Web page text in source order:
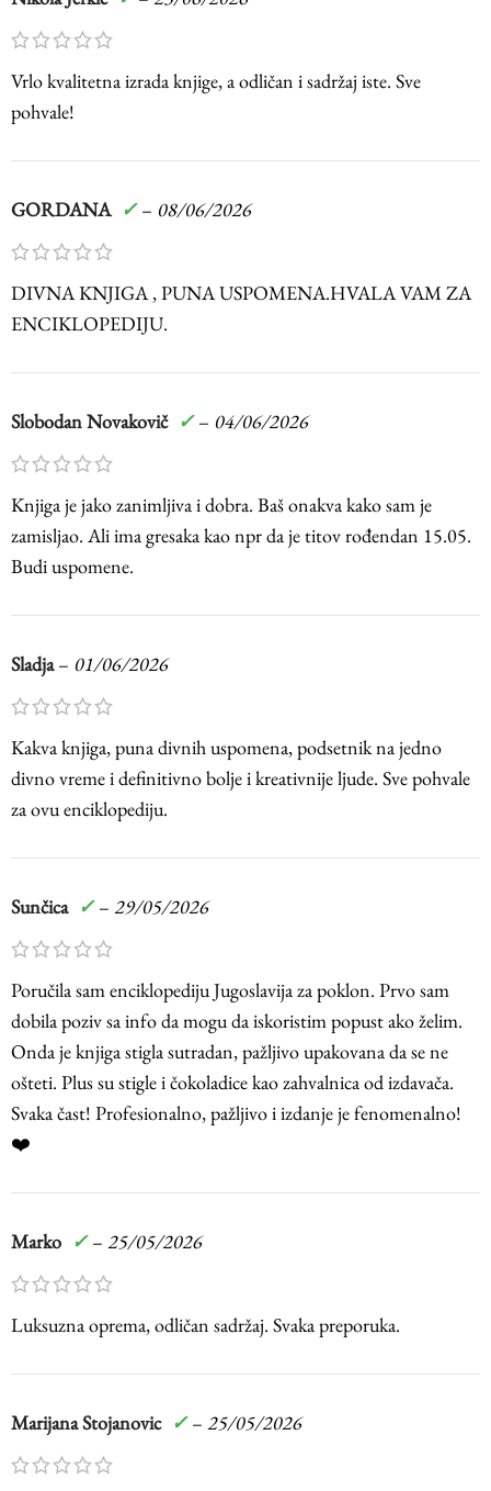
Vrlo kvalitetna izrada knjige, a odličan i sadržaj iste. Sve
pohvale!
GORDANA ✓ – 08/06/2026
DIVNA KNJIGA , PUNA USPOMENA.HVALA VAM ZA
ENCIKLOPEDIJU.
Slobodan Novakovič ✓ – 04/06/2026
Knjiga je jako zanimljiva i dobra. Baš onakva kako sam je
zamisljao. Ali ima gresaka kao npr da je titov rođendan 15.05.
Budi uspomene.
Sladja– 01/06/2026
Kakva knjiga, puna divnih uspomena, podsetnik na jedno
divno vreme i definitivno bolje i kreativnije ljude. Sve pohvale
za ovu enciklopediju.
Sunčica ✓ – 29/05/2026
Poručila sam enciklopediju Jugoslavija za poklon. Prvo sam
dobila poziv sa info da mogu da iskoristim popust ako želim.
Onda je knjiga stigla sutradan, pažljivo upakovana da se ne
ošteti. Plus su stigle i čokoladice kao zahvalnica od izdavača.
Svaka čast! Profesionalno, pažljivo i izdanje je fenomenalno!
❤️
Marko ✓ – 25/05/2026
Luksuzna oprema, odličan sadržaj. Svaka preporuka.
Marijana Stojanovic ✓ – 25/05/2026
odobravamo – 10% popusta